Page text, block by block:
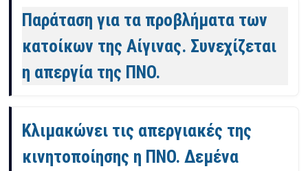
Παράταση για τα προβλήματα των
κατοίκων της Αίγινας. Συνεχίζεται
η απεργία της ΠΝΟ.
Κλιμακώνει τις απεργιακές της
κινητοποίησης η ΠΝΟ. Δεμένα